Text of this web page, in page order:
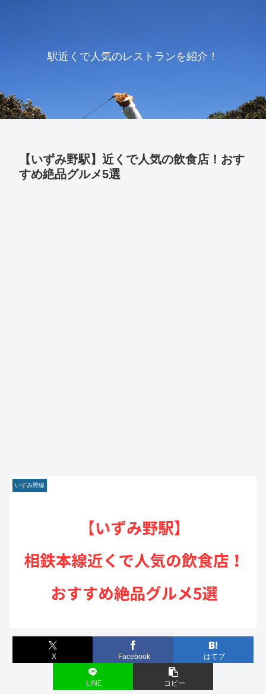
駅近くで人気のレストランを紹介！
【いずみ野駅】近くで人気の飲食店！おす
すめ絶品グルメ5選
いずみ野線
X Facebook はてブ
LINE コピー